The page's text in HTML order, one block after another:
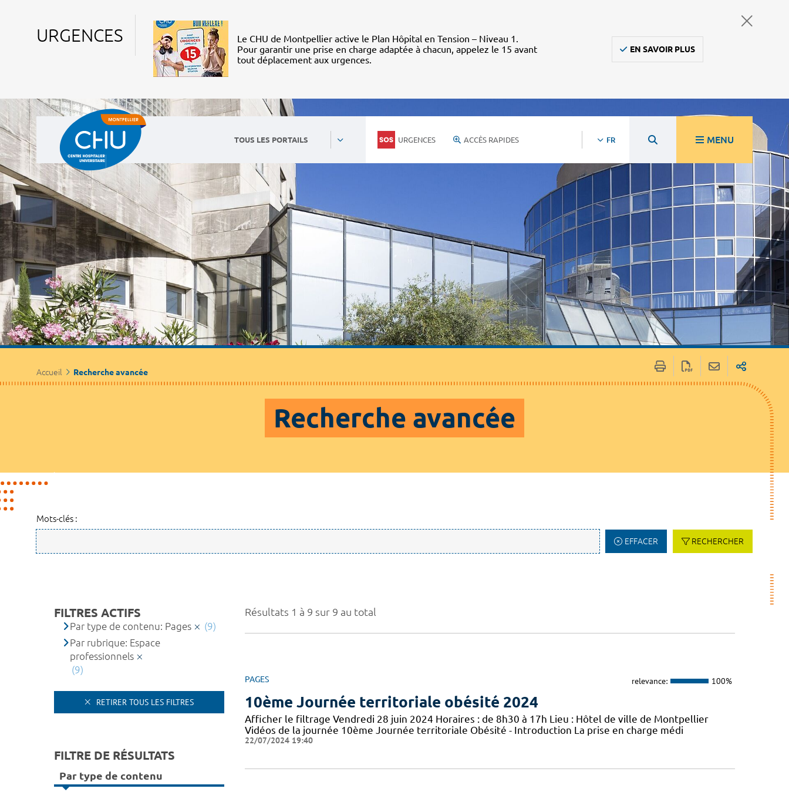
URGENCES
Le CHU de Montpellier active le Plan Hôpital en Tension – Niveau 1.
Pour garantir une prise en charge adaptée à chacun, appelez le 15 avant
tout déplacement aux urgences.
EN SAVOIR PLUS
TOUS LES PORTAILS URGENCES ACCÈS RAPIDES FR MENU
Accueil Recherche avancée
Recherche avancée
Mots-clés :
EFFACER RECHERCHER
Résultats 1 à 9 sur 9 au total
PAGES relevance: 100%
10ème Journée territoriale obésité 2024
Afficher le filtrage Vendredi 28 juin 2024 Horaires : de 8h30 à 17h Lieu : Hôtel de ville de Montpellier
Vidéos de la journée 10ème Journée territoriale Obésité - Introduction La prise en charge médi
22/07/2024 19:40
FILTRES ACTIFS
Par type de contenu: Pages
(9)
Par rubrique: Espace
professionnels
(9)
RETIRER TOUS LES FILTRES
FILTRE DE RÉSULTATS
Par type de contenu